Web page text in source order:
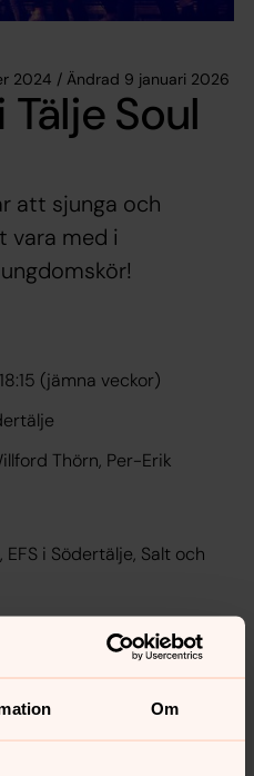
Om
2024 / Ändrad 9 januari 2026
Soul
att sjunga och
vara med i
(jämna veckor)
Thörn, Per-Erik
EFS i Södertälje, Salt och